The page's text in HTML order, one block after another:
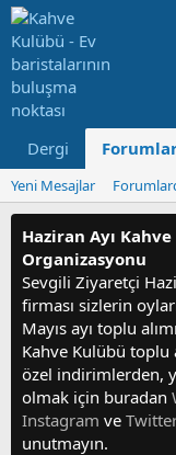
Dergi
Yeni Mesajlar
Haziran Ayı
Organizasyonu
Sevgili Ziyaretçi
firması sizlerin
Mayıs ayı toplu
Kahve Kulübü toplu
özel indirimlerden,
olmak için buradan
Instagram ve
unutmayın.